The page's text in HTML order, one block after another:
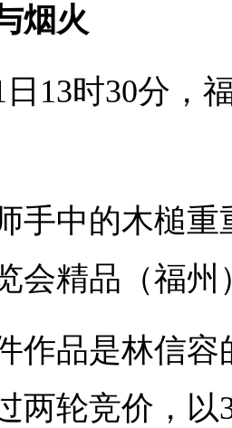
烟火
日13时30分，
手中的木槌重
会精品（福州
作品是林信
两轮竞价，以